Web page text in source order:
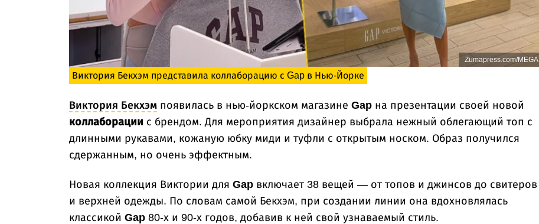
Zumapress.com/MEGA
Виктория Бекхэм представила коллаборацию с Gap в Нью-Йорке
Виктория Бекхэм появилась в нью-йоркском магазине Gap на презентации своей новой
коллаборации с брендом. Для мероприятия дизайнер выбрала нежный облегающий топ с
длинными рукавами, кожаную юбку миди и туфли с открытым носком. Образ получился
сдержанным, но очень эффектным.
Новая коллекция Виктории для Gap включает 38 вещей — от топов и джинсов до свитеров
и верхней одежды. По словам самой Бекхэм, при создании линии она вдохновлялась
классикой Gap 80-х и 90-х годов, добавив к ней свой узнаваемый стиль.